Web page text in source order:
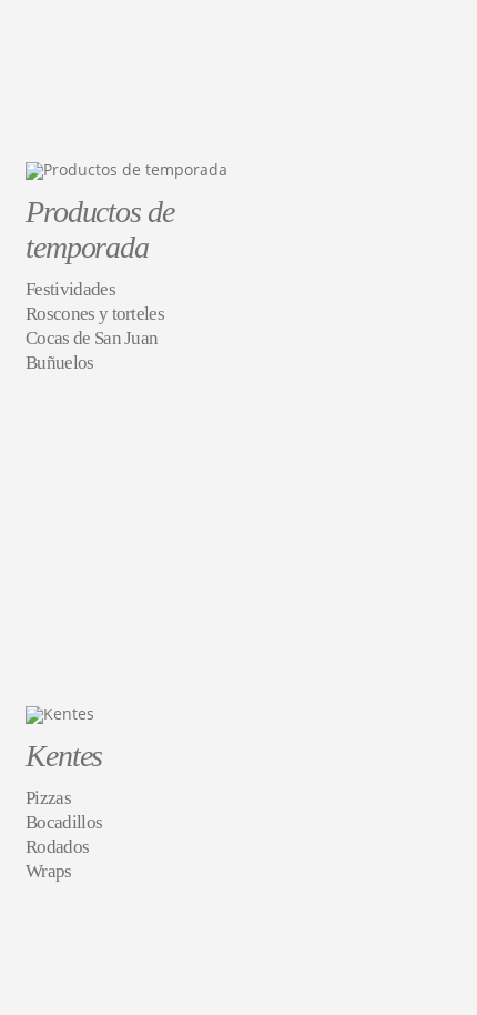
Productos de
temporada
Festividades
Roscones y torteles
Cocas de San Juan
Buñuelos
Kentes
Pizzas
Bocadillos
Rodados
Wraps